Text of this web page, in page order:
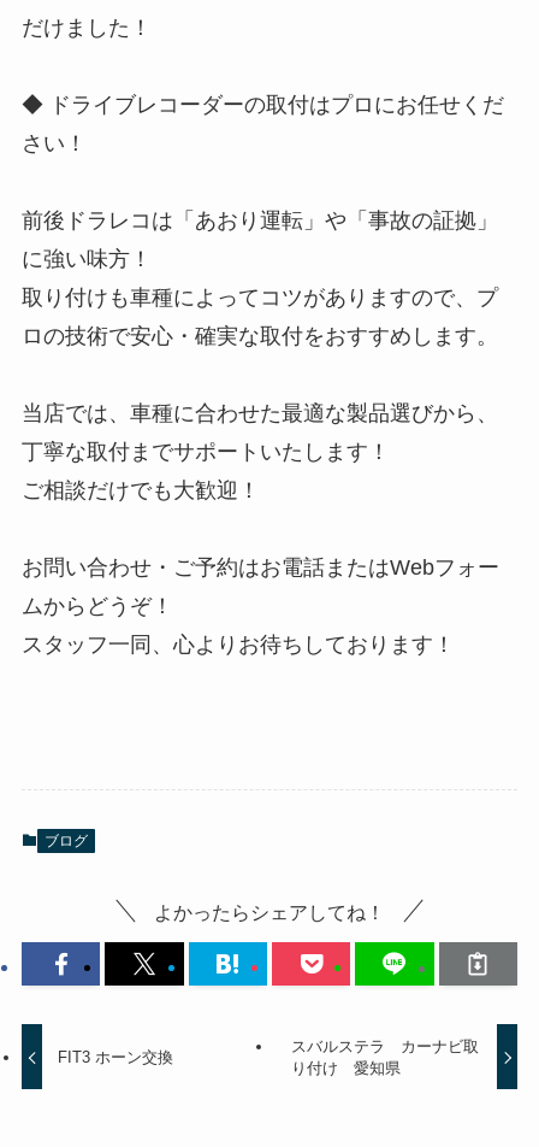
だけました！
◆ ドライブレコーダーの取付はプロにお任せくだ
さい！
前後ドラレコは「あおり運転」や「事故の証拠」
に強い味方！
取り付けも車種によってコツがありますので、プ
ロの技術で安心・確実な取付をおすすめします。
当店では、車種に合わせた最適な製品選びから、
丁寧な取付までサポートいたします！
ご相談だけでも大歓迎！
お問い合わせ・ご予約はお電話またはWebフォー
ムからどうぞ！
スタッフ一同、心よりお待ちしております！
ブログ
よかったらシェアしてね！
FIT3 ホーン交換
スバルステラ カーナビ取
り付け 愛知県